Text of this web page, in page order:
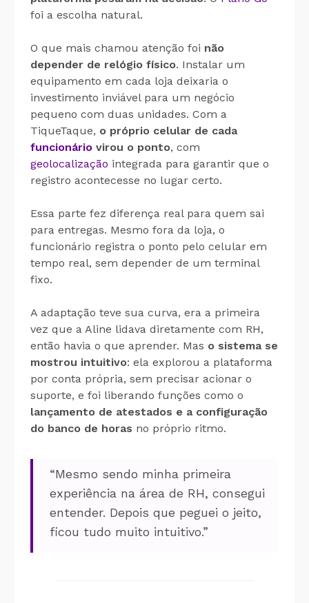
foi a escolha natural.
O que mais chamou atenção foi não
depender de relógio físico. Instalar um
equipamento em cada loja deixaria o
investimento inviável para um negócio
pequeno com duas unidades. Com a
TiqueTaque, o próprio celular de cada
funcionário virou o ponto, com
geolocalização integrada para garantir que o
registro acontecesse no lugar certo.
Essa parte fez diferença real para quem sai
para entregas. Mesmo fora da loja, o
funcionário registra o ponto pelo celular em
tempo real, sem depender de um terminal
fixo.
A adaptação teve sua curva, era a primeira
vez que a Aline lidava diretamente com RH,
então havia o que aprender. Mas o sistema se
mostrou intuitivo: ela explorou a plataforma
por conta própria, sem precisar acionar o
suporte, e foi liberando funções como o
lançamento de atestados e a configuração
do banco de horas no próprio ritmo.
“Mesmo sendo minha primeira
experiência na área de RH, consegui
entender. Depois que peguei o jeito,
ficou tudo muito intuitivo.”